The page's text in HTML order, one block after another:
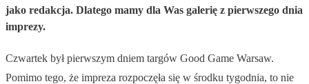
jako redakcja. Dlatego mamy dla Was galerię z pierwszego dnia
imprezy.
Czwartek był pierwszym dniem targów Good Game Warsaw.
Pomimo tego, że impreza rozpoczęła się w środku tygodnia, to nie